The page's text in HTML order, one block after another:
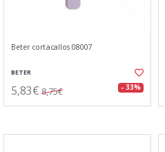
Beter cortacallos 08007
BETER
5,83€ 8,75€ - 33%